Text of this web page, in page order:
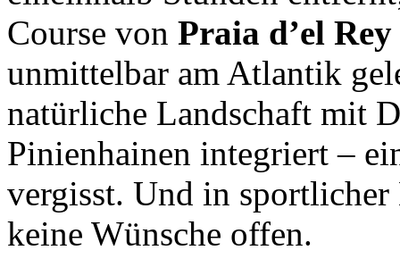
Course von Praia d’el Rey
unmittelbar am Atlantik
natürliche Landschaft mit
Pinienhainen integriert –
vergisst. Und in
keine Wünsche offen.